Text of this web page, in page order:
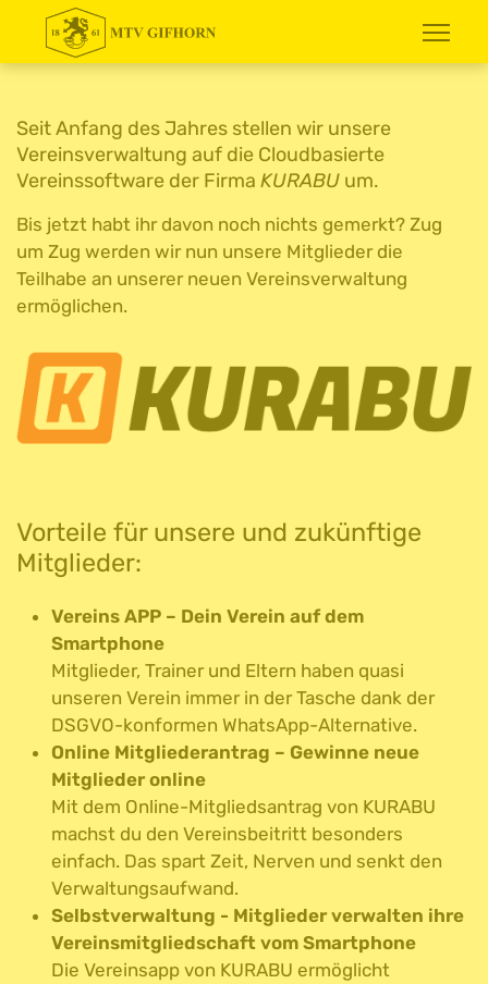
Seit Anfang des Jahres stellen wir unsere
Vereinsverwaltung auf die Cloudbasierte
Vereinssoftware der Firma KURABU um.
Bis jetzt habt ihr davon noch nichts gemerkt? Zug
um Zug werden wir nun unsere Mitglieder die
Teilhabe an unserer neuen Vereinsverwaltung
ermöglichen.
Vorteile für unsere und zukünftige
Mitglieder:
Vereins APP – Dein Verein auf dem
Smartphone
Mitglieder, Trainer und Eltern haben quasi
unseren Verein immer in der Tasche dank der
DSGVO-konformen WhatsApp-Alternative.
Online Mitgliederantrag – Gewinne neue
Mitglieder online
Mit dem Online-Mitgliedsantrag von KURABU
machst du den Vereinsbeitritt besonders
einfach. Das spart Zeit, Nerven und senkt den
Verwaltungsaufwand.
Selbstverwaltung - Mitglieder verwalten ihre
Vereinsmitgliedschaft vom Smartphone
Die Vereinsapp von KURABU ermöglicht